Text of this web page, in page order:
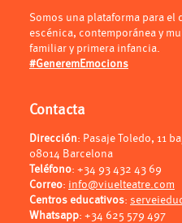
Somos una plataforma para
escénica, contemporánea y
familiar y primera infancia.
#GeneremEmocions
Contacta
Dirección: Pasaje Toledo, 11
08014 Barcelona
Teléfono: +34 93 432 43 69
Correo: info@viuelteatre.com
Centros educativos:
Whatsapp: +34 625 579 497